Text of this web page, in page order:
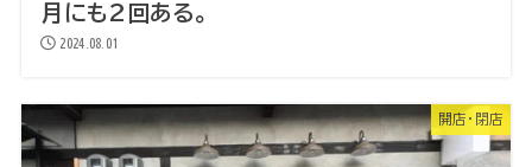
月にも2回ある。
2024.08.01
開店・閉店